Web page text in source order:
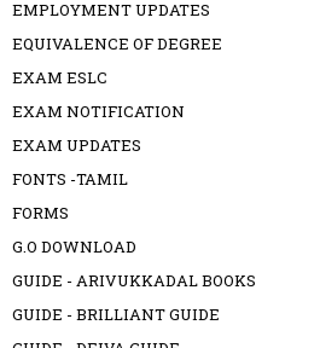
EMPLOYMENT UPDATES
EQUIVALENCE OF DEGREE
EXAM ESLC
EXAM NOTIFICATION
EXAM UPDATES
FONTS -TAMIL
FORMS
G.O DOWNLOAD
GUIDE - ARIVUKKADAL BOOKS
GUIDE - BRILLIANT GUIDE